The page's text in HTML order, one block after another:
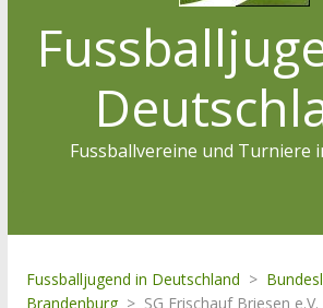
Fussballvereine und Turniere
Fussballjugend in Deutschland >
Brandenburg > SG Frischauf Briesen e.V.